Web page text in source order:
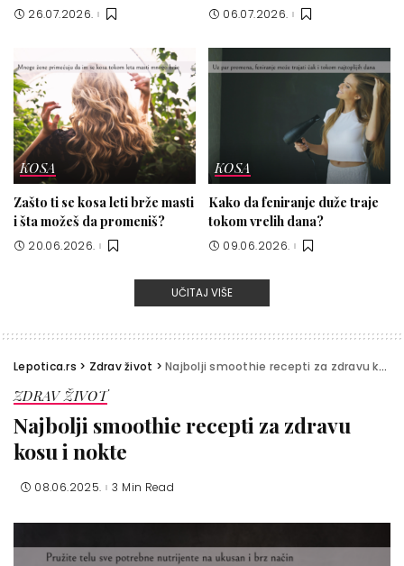
26.07.2026. 06.07.2026.
KOSA
Zašto ti se kosa leti brže masti
i šta možeš da promeniš?
20.06.2026.
KOSA
Kako da feniranje duže traje
tokom vrelih dana?
09.06.2026.
UČITAJ VIŠE
Lepotica.rs > Zdrav život >Najbolji smoothie recepti za zdravu kosu i nokte
ZDRAV ŽIVOT
Najbolji smoothie recepti za zdravu
kosu i nokte
08.06.2025. 3 Min Read